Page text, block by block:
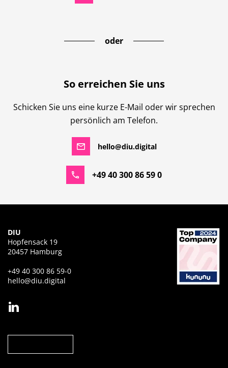
oder
So erreichen Sie uns
Schicken Sie uns eine kurze E-Mail oder wir sprechen
persönlich am Telefon.
hello@diu.digital
+49 40 300 86 59 0
DIU
Hopfensack 19
20457 Hamburg
+49 40 300 86 59-0
hello@diu.digital